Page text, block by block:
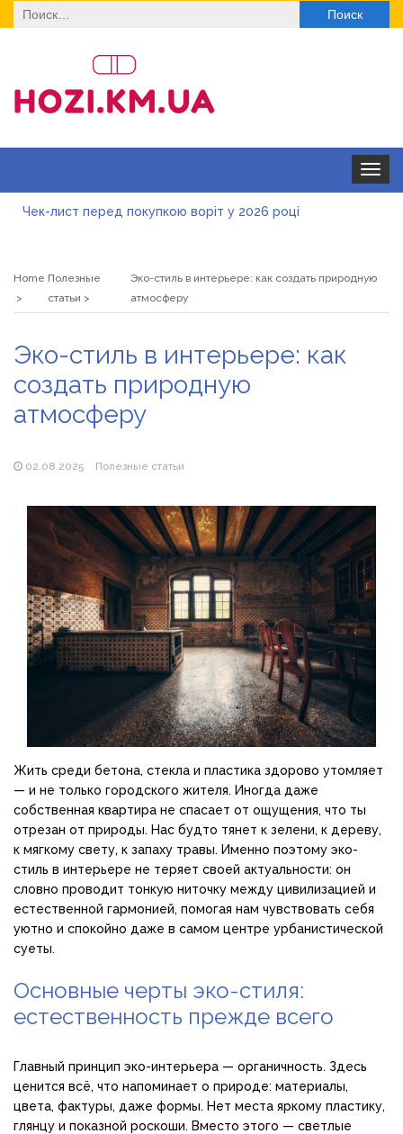
Найти:
Toggle
Чек-лист перед покупкою воріт у 2026 році
типові помилки, відмова та як її уникнути
варіант
Натуральна косметика Хіларі для захисту шкіри від
сонця
Магазин паяльников: рейтинг лучших магазинов Украины
Home Полезные
статьи
Эко-стиль в интерьере: как создать природную
атмосферу
Эко-стиль в интерьере: как
создать природную
атмосферу
02.08.2025 Полезные статьи
Жить среди бетона, стекла и пластика здорово утомляет
— и не только городского жителя. Иногда даже
собственная квартира не спасает от ощущения, что ты
отрезан от природы. Нас будто тянет к зелени, к дереву,
к мягкому свету, к запаху травы. Именно поэтому эко-
стиль в интерьере не теряет своей актуальности: он
словно проводит тонкую ниточку между цивилизацией и
естественной гармонией, помогая нам чувствовать себя
уютно и спокойно даже в самом центре урбанистической
суеты.
Основные черты эко-стиля:
естественность прежде всего
Главный принцип эко-интерьера — органичность. Здесь
ценится всё, что напоминает о природе: материалы,
цвета, фактуры, даже формы. Нет места яркому пластику,
глянцу и показной роскоши. Вместо этого — светлые